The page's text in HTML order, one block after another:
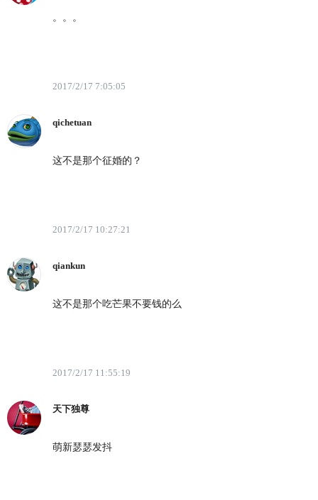
。。。
2017/2/17 7:05:05
qichetuan
这不是那个征婚的？
2017/2/17 10:27:21
qiankun
这不是那个吃芒果不要钱的么
2017/2/17 11:55:19
天下独尊
萌新瑟瑟发抖